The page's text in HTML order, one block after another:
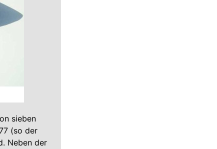
sieben
(so der
Neben der